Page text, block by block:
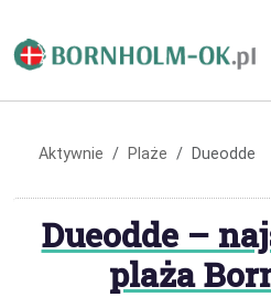
Aktywnie Plaże Dueodde
Dueodde –
plaża